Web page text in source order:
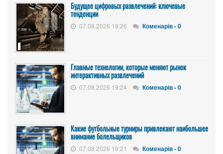
Будущее цифровых развлечений: ключевые
тенденции
07.08.2026 19:26 Коменарів - 0
Главные технологии, которые меняют рынок
интерактивных развлечений
07.08.2026 19:24 Коменарів - 0
Какие футбольные турниры привлекают наибольшее
внимание болельщиков
07.08.2026 19:21 Коменарів - 0